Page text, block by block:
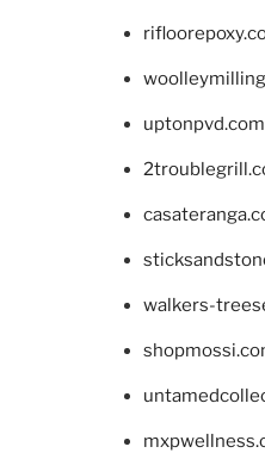
uptonpvd.com
walkers-